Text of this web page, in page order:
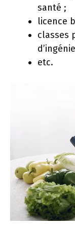
santé ;
licence
classes
etc.